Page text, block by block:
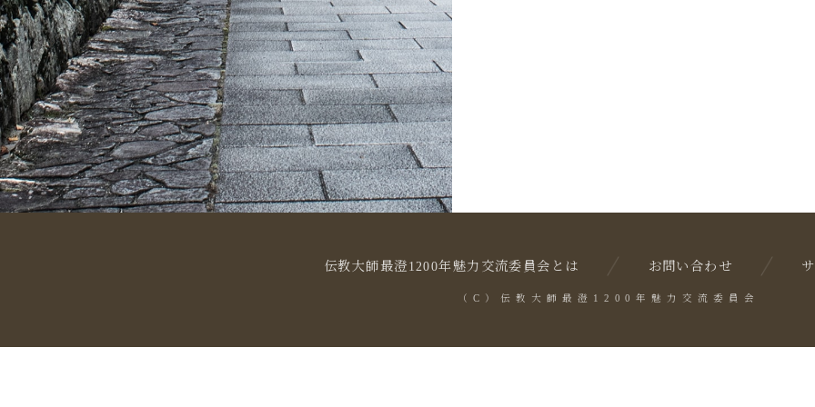
伝教大師最澄1200年魅力交流委員会とは お問い合わせ
（C）伝教大師最澄1200年魅力交流委員会